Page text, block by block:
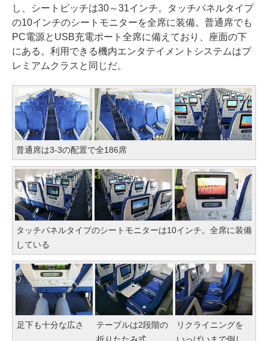
し、シートピッチは30～31インチ。タッチパネルタイプ
の10インチのシートモニターを全席に装備。普通席でも
PC電源とUSB充電ポート全席に備えており、座面の下
にある。利用できる機内エンタテイメントシステムはプ
レミアムクラスと同じだ。
普通席は3-3の配置で全186席
タッチパネルタイプのシートモニターは10インチ。全席に装備
している
足下も十分な広さ
テーブルは2段階の
リクライニングを